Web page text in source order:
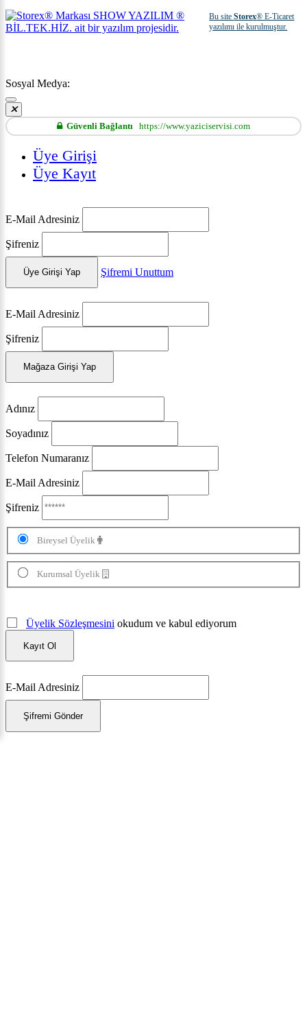
Bu siteStorex® E-Ticaret
yazılımı ile kurulmuştur.
Sosyal Medya:
Güvenli Bağlantı https://www.yaziciservisi.com
Üye Girişi
Üye Kayıt
E-Mail Adresiniz
Şifreniz
Üye Girişi Yap Şifremi Unuttum
E-Mail Adresiniz
Şifreniz
Mağaza Girişi Yap
Adınız
Soyadınız
Telefon Numaranız
E-Mail Adresiniz
Şifreniz
Bireysel Üyelik
Kurumsal Üyelik
Üyelik Sözleşmesini okudum ve kabul ediyorum
Kayıt Ol
E-Mail Adresiniz
Şifremi Gönder